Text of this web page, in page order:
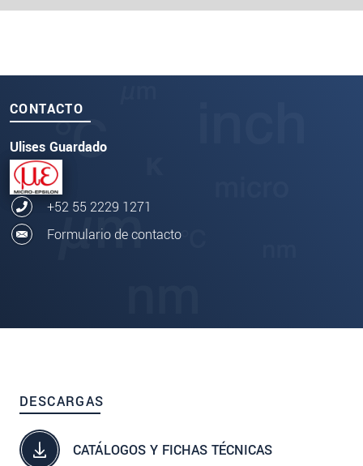
CONTACTO
Ulises Guardado
+52 55 2229 1271
Formulario de contacto
DESCARGAS
CATÁLOGOS Y FICHAS TÉCNICAS